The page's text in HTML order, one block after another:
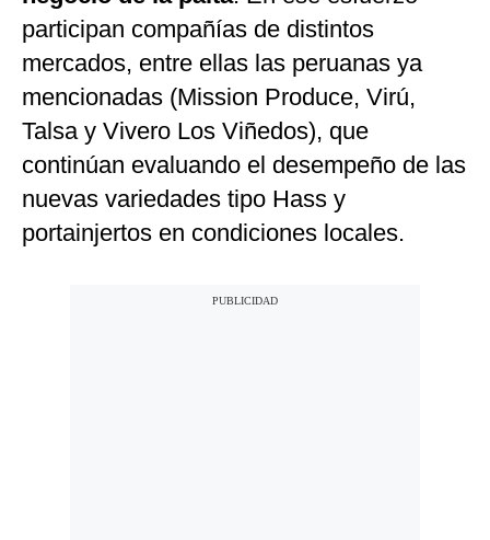
participan compañías de distintos
mercados, entre ellas las peruanas ya
mencionadas (Mission Produce, Virú,
Talsa y Vivero Los Viñedos), que
continúan evaluando el desempeño de las
nuevas variedades tipo Hass y
portainjertos en condiciones locales.